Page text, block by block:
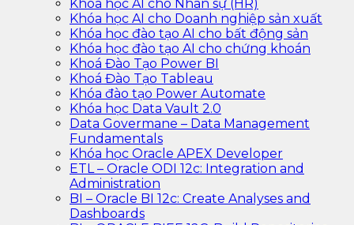
Khóa học AI cho Nhân sự (HR)
Khóa học AI cho Doanh nghiệp sản xuất
Khóa học đào tạo AI cho bất động sản
Khóa học đào tạo AI cho chứng khoán
Khoá Đào Tạo Power BI
Khoá Đào Tạo Tableau
Khóa đào tạo Power Automate
Khóa học Data Vault 2.0
Data Govermane – Data Management
Fundamentals
Khóa học Oracle APEX Developer
ETL – Oracle ODI 12c: Integration and
Administration
BI – Oracle BI 12c: Create Analyses and
Dashboards